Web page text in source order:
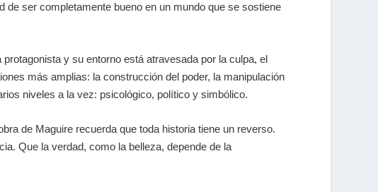
ser completamente bueno en un mundo que se sostiene
y su entorno está atravesada por la culpa, el
más amplias: la construcción del poder, la manipulación
niveles a la vez: psicológico, político y simbólico.
de Maguire recuerda que toda historia tiene un reverso.
Que la verdad, como la belleza, depende de la